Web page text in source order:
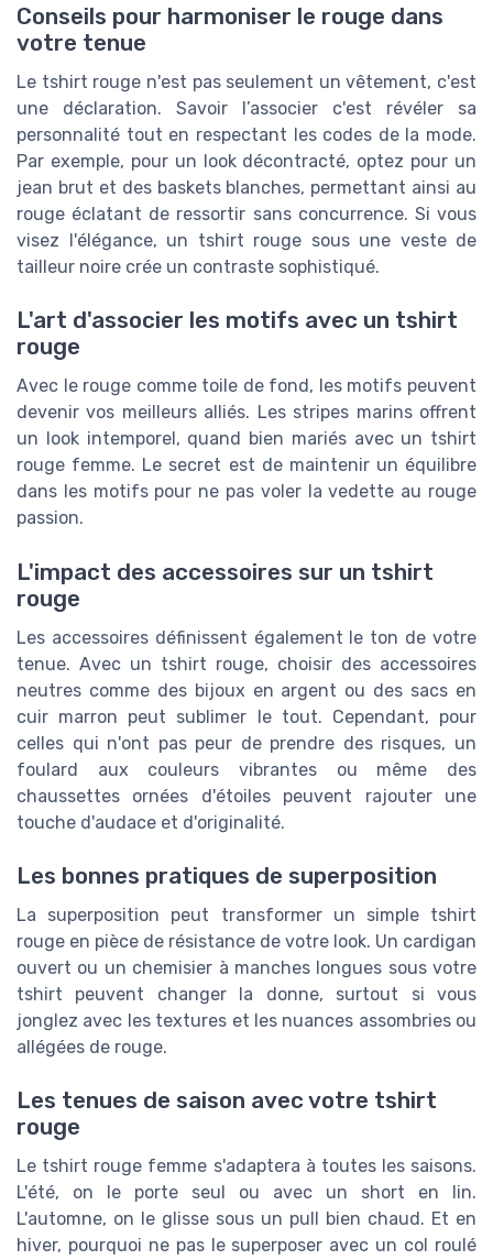
Conseils pour harmoniser le rouge dans
votre tenue
Le tshirt rouge n'est pas seulement un vêtement, c'est
une déclaration. Savoir l’associer c'est révéler sa
personnalité tout en respectant les codes de la mode.
Par exemple, pour un look décontracté, optez pour un
jean brut et des baskets blanches, permettant ainsi au
rouge éclatant de ressortir sans concurrence. Si vous
visez l'élégance, un tshirt rouge sous une veste de
tailleur noire crée un contraste sophistiqué.
L'art d'associer les motifs avec un tshirt
rouge
Avec le rouge comme toile de fond, les motifs peuvent
devenir vos meilleurs alliés. Les stripes marins offrent
un look intemporel, quand bien mariés avec un tshirt
rouge femme. Le secret est de maintenir un équilibre
dans les motifs pour ne pas voler la vedette au rouge
passion.
L'impact des accessoires sur un tshirt
rouge
Les accessoires définissent également le ton de votre
tenue. Avec un tshirt rouge, choisir des accessoires
neutres comme des bijoux en argent ou des sacs en
cuir marron peut sublimer le tout. Cependant, pour
celles qui n'ont pas peur de prendre des risques, un
foulard aux couleurs vibrantes ou même des
chaussettes ornées d'étoiles peuvent rajouter une
touche d'audace et d'originalité.
Les bonnes pratiques de superposition
La superposition peut transformer un simple tshirt
rouge en pièce de résistance de votre look. Un cardigan
ouvert ou un chemisier à manches longues sous votre
tshirt peuvent changer la donne, surtout si vous
jonglez avec les textures et les nuances assombries ou
allégées de rouge.
Les tenues de saison avec votre tshirt
rouge
Le tshirt rouge femme s'adaptera à toutes les saisons.
L'été, on le porte seul ou avec un short en lin.
L'automne, on le glisse sous un pull bien chaud. Et en
hiver, pourquoi ne pas le superposer avec un col roulé